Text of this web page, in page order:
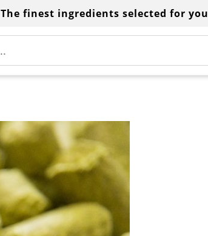
The finest ingredients selected for you